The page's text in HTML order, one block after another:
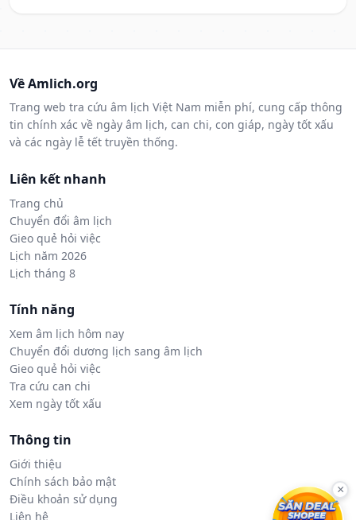
Về Amlich.org
Trang web tra cứu âm lịch Việt Nam miễn phí, cung cấp thông
tin chính xác về ngày âm lịch, can chi, con giáp, ngày tốt xấu
và các ngày lễ tết truyền thống.
Liên kết nhanh
Trang chủ
Chuyển đổi âm lịch
Gieo quẻ hỏi việc
Lịch năm 2026
Lịch tháng 8
Tính năng
Xem âm lịch hôm nay
Chuyển đổi dương lịch sang âm lịch
Gieo quẻ hỏi việc
Tra cứu can chi
Xem ngày tốt xấu
Thông tin
Giới thiệu
Chính sách bảo mật
Điều khoản sử dụng
Liên hệ
×